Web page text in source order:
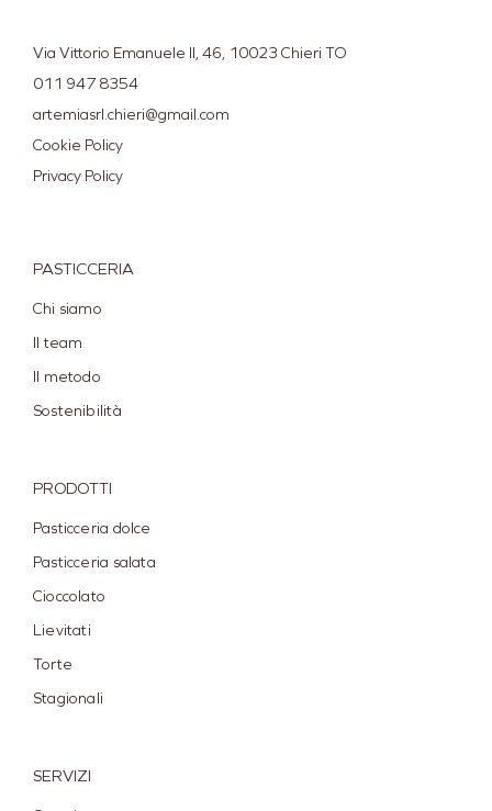
Via Vittorio Emanuele II, 46, 10023 Chieri TO
011 947 8354
artemiasrl.chieri@gmail.com
Cookie Policy
Privacy Policy
PASTICCERIA
Chi siamo
Il team
Il metodo
Sostenibilità
PRODOTTI
Pasticceria dolce
Pasticceria salata
Cioccolato
Lievitati
Torte
Stagionali
SERVIZI